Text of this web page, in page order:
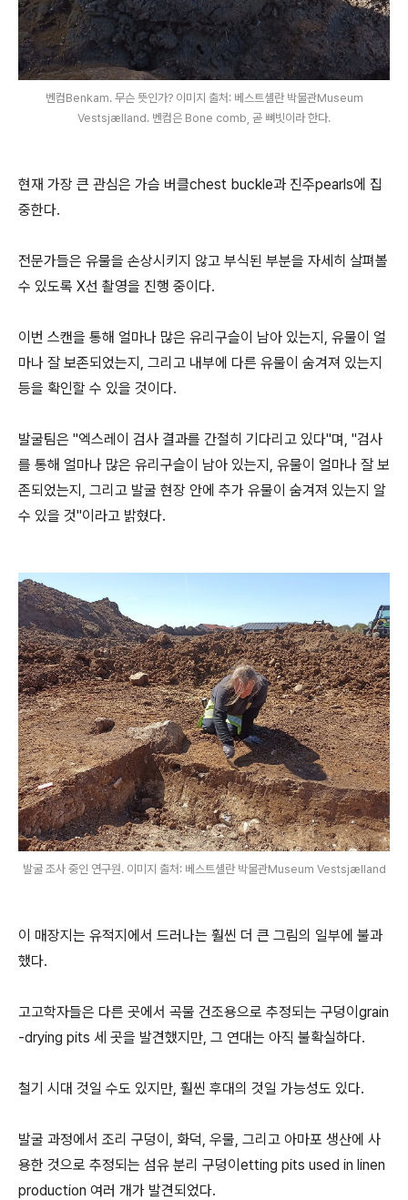
벤컴Benkam. 무슨 뜻인가? 이미지 출처: 베스트셸란 박물관Museum
Vestsjælland. 벤컴은 Bone comb, 곧 뼈빗이라 한다.
현재 가장 큰 관심은 가슴 버클chest buckle과 진주pearls에 집
중한다.
전문가들은 유물을 손상시키지 않고 부식된 부분을 자세히 살펴볼
수 있도록 X선 촬영을 진행 중이다.
이번 스캔을 통해 얼마나 많은 유리구슬이 남아 있는지, 유물이 얼
마나 잘 보존되었는지, 그리고 내부에 다른 유물이 숨겨져 있는지
등을 확인할 수 있을 것이다.
발굴팀은 "엑스레이 검사 결과를 간절히 기다리고 있다"며, "검사
를 통해 얼마나 많은 유리구슬이 남아 있는지, 유물이 얼마나 잘 보
존되었는지, 그리고 발굴 현장 안에 추가 유물이 숨겨져 있는지 알
수 있을 것"이라고 밝혔다.
발굴 조사 중인 연구원. 이미지 출처: 베스트셸란 박물관Museum Vestsjælland
이 매장지는 유적지에서 드러나는 훨씬 더 큰 그림의 일부에 불과
했다.
고고학자들은 다른 곳에서 곡물 건조용으로 추정되는 구덩이grain
-drying pits 세 곳을 발견했지만, 그 연대는 아직 불확실하다.
철기 시대 것일 수도 있지만, 훨씬 후대의 것일 가능성도 있다.
발굴 과정에서 조리 구덩이, 화덕, 우물, 그리고 아마포 생산에 사
용한 것으로 추정되는 섬유 분리 구덩이etting pits used in linen
production 여러 개가 발견되었다.